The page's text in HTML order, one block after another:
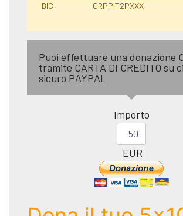
BIC:
CRPPIT2PXXX
Puoi effettuare una donazione
tramite CARTA DI CREDITO su
sicuro PAYPAL
Importo
EUR